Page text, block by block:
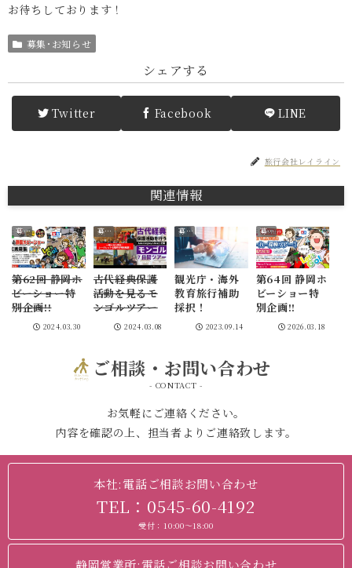
お待ちしております！
募集･お知らせ
シェアする
Twitter Facebook LINE
旅行会社レイライン
関連情報
募集･お知らせ
第62回 静岡ホ
ビーショー特
別企画!!
2024.03.30
募集･お知らせ
古代経典保護
活動を見るモ
ンゴルツアー
2024.03.08
募集･お知らせ
観光庁・海外
教育旅行補助
採択！
2023.09.14
募集･お知らせ
第64回 静岡ホ
ビーショー特
別企画!!
2026.03.18
ご相談・お問い合わせ
- CONTACT -
お気軽にご連絡ください。
内容を確認の上、担当者よりご連絡致します。
本社:電話ご相談お問い合わせ
TEL：0545-60-4192
受付：10:00～18:00
静岡営業所:電話ご相談お問い合わせ